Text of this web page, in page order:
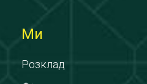
Ми
Розклад